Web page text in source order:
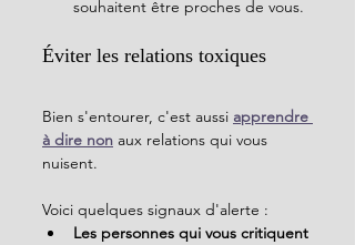
souhaitent être proches de vous.
Éviter les relations toxiques
Bien s'entourer, c'est aussi apprendre
à dire non aux relations qui vous
nuisent.
Voici quelques signaux d'alerte :
Les personnes qui vous critiquent